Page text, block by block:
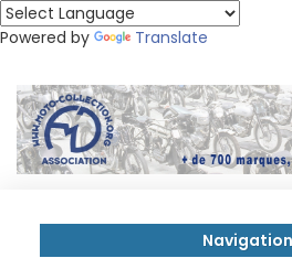
Powered by Translate
Navigation